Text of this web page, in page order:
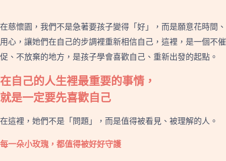
在慈懷園，我們不是急著要孩子變得「好」，而是願意花時間、
用心，讓她們在自己的步調裡重新相信自己，這裡，是一個不催
促、不放棄的地方，是孩子學會喜歡自己、重新出發的起點。
在自己的人生裡最重要的事情，
就是一定要先喜歡自己
在這裡，她們不是「問題」，而是值得被看見、被理解的人。
每一朵小玫瑰，都值得被好好守護